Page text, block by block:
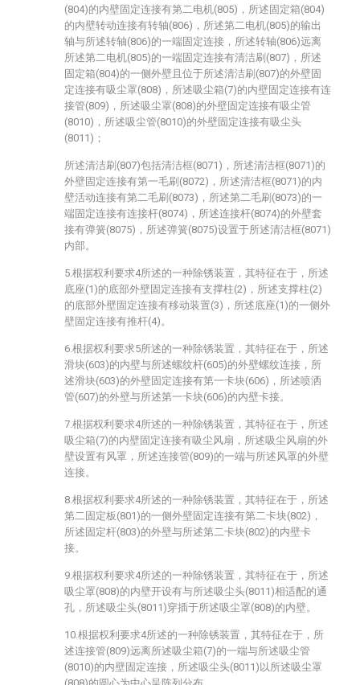
(804)的内壁固定连接有第二电机(805)，所述固定箱(804)
的内壁转动连接有转轴(806)，所述第二电机(805)的输出
轴与所述转轴(806)的一端固定连接，所述转轴(806)远离
所述第二电机(805)的一端固定连接有清洁刷(807)，所述
固定箱(804)的一侧外壁且位于所述清洁刷(807)的外壁固
定连接有吸尘罩(808)，所述吸尘箱(7)的内壁固定连接有连
接管(809)，所述吸尘罩(808)的外壁固定连接有吸尘管
(8010)，所述吸尘管(8010)的外壁固定连接有吸尘头
(8011)；
所述清洁刷(807)包括清洁框(8071)，所述清洁框(8071)的
外壁固定连接有第一毛刷(8072)，所述清洁框(8071)的内
壁活动连接有第二毛刷(8073)，所述第二毛刷(8073)的一
端固定连接有连接杆(8074)，所述连接杆(8074)的外壁套
接有弹簧(8075)，所述弹簧(8075)设置于所述清洁框(8071)
内部。
5.根据权利要求4所述的一种除锈装置，其特征在于，所述
底座(1)的底部外壁固定连接有支撑柱(2)，所述支撑柱(2)
的底部外壁固定连接有移动装置(3)，所述底座(1)的一侧外
壁固定连接有推杆(4)。
6.根据权利要求5所述的一种除锈装置，其特征在于，所述
滑块(603)的内壁与所述螺纹杆(605)的外壁螺纹连接，所
述滑块(603)的外壁固定连接有第一卡块(606)，所述喷洒
管(607)的外壁与所述第一卡块(606)的内壁卡接。
7.根据权利要求4所述的一种除锈装置，其特征在于，所述
吸尘箱(7)的内壁固定连接有吸尘风扇，所述吸尘风扇的外
壁设置有风罩，所述连接管(809)的一端与所述风罩的外壁
连接。
8.根据权利要求4所述的一种除锈装置，其特征在于，所述
第二固定板(801)的一侧外壁固定连接有第二卡块(802)，
所述固定杆(803)的外壁与所述第二卡块(802)的内壁卡
接。
9.根据权利要求4所述的一种除锈装置，其特征在于，所述
吸尘罩(808)的内壁开设有与所述吸尘头(8011)相适配的通
孔，所述吸尘头(8011)穿插于所述吸尘罩(808)的内壁。
10.根据权利要求4所述的一种除锈装置，其特征在于，所
述连接管(809)远离所述吸尘箱(7)的一端与所述吸尘管
(8010)的内壁固定连接，所述吸尘头(8011)以所述吸尘罩